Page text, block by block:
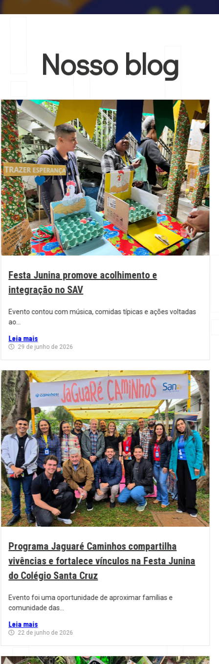
Nosso blog
Festa Junina promove acolhimento e
integração no SAV
Evento contou com música, comidas típicas e ações voltadas
ao...
Leia mais
29 de junho de 2026
Programa Jaguaré Caminhos compartilha
vivências e fortalece vínculos na Festa Junina
do Colégio Santa Cruz
Evento foi uma oportunidade de aproximar famílias e
comunidade das...
Leia mais
22 de junho de 2026